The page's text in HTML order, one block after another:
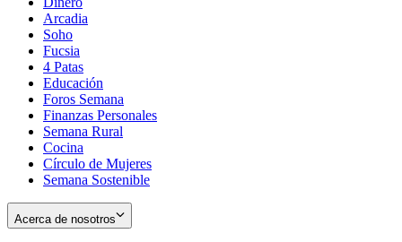
Arcadia
Soho
in
new
window
Fucsia
in
new
window
4 Patas
Educación
Foros Semana
Finanzas Personales
Semana Rural
Cocina
Círculo de Mujeres
Semana Sostenible
Acerca de nosotros